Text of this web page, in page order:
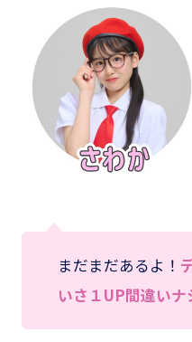
まだまだあるよ！
いさ１UP間違いナ